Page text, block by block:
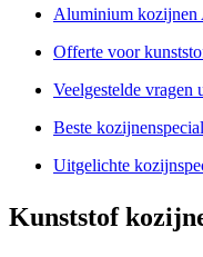
Aluminium kozijnen
Offerte voor
Veelgestelde vragen
Beste
Uitgelichte
Kunststof